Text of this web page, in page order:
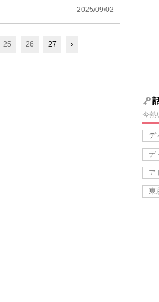
2025/09/02
25 26 27 ›
今熱
デ
デ
ア
東